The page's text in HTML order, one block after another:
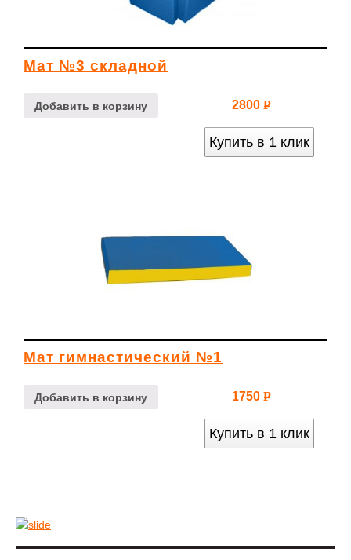
Мат №3 складной
Добавить в корзину 2800 Р
Купить в 1 клик
Мат гимнастический №1
Добавить в корзину 1750 Р
Купить в 1 клик